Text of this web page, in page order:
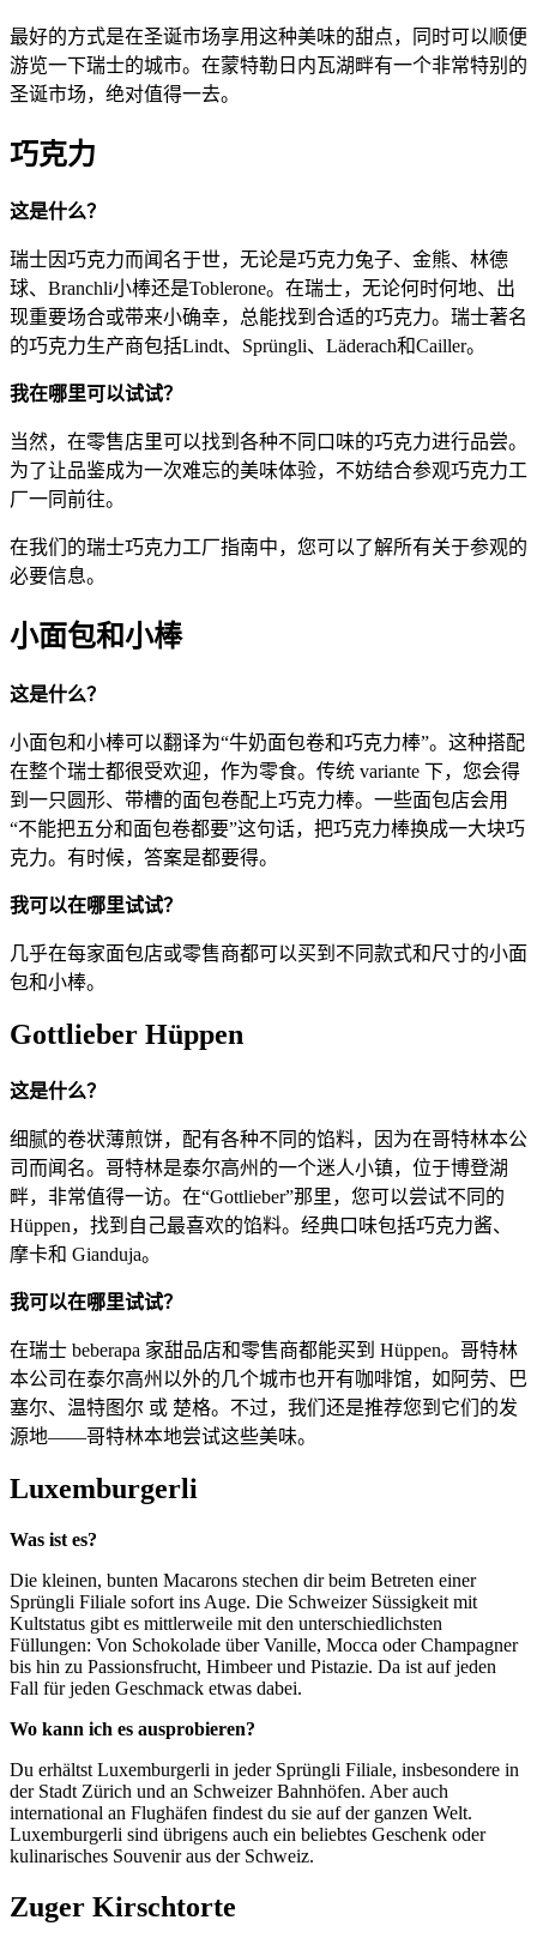
最好的方式是在圣诞市场享用这种美味的甜点，同时可以顺便
游览一下瑞士的城市。在蒙特勒日内瓦湖畔有一个非常特别的
圣诞市场，绝对值得一去。
巧克力
这是什么？
瑞士因巧克力而闻名于世，无论是巧克力兔子、金熊、林德
球、Branchli小棒还是Toblerone。在瑞士，无论何时何地、出
现重要场合或带来小确幸，总能找到合适的巧克力。瑞士著名
的巧克力生产商包括Lindt、Sprüngli、Läderach和Cailler。
我在哪里可以试试？
当然，在零售店里可以找到各种不同口味的巧克力进行品尝。
为了让品鉴成为一次难忘的美味体验，不妨结合参观巧克力工
厂一同前往。
在我们的瑞士巧克力工厂指南中，您可以了解所有关于参观的
必要信息。
小面包和小棒
这是什么？
小面包和小棒可以翻译为“牛奶面包卷和巧克力棒”。这种搭配
在整个瑞士都很受欢迎，作为零食。传统 variante 下，您会得
到一只圆形、带槽的面包卷配上巧克力棒。一些面包店会用
“不能把五分和面包卷都要”这句话，把巧克力棒换成一大块巧
克力。有时候，答案是都要得。
我可以在哪里试试？
几乎在每家面包店或零售商都可以买到不同款式和尺寸的小面
包和小棒。
Gottlieber Hüppen
这是什么？
细腻的卷状薄煎饼，配有各种不同的馅料，因为在哥特林本公
司而闻名。哥特林是泰尔高州的一个迷人小镇，位于博登湖
畔，非常值得一访。在“Gottlieber”那里，您可以尝试不同的
Hüppen，找到自己最喜欢的馅料。经典口味包括巧克力酱、
摩卡和 Gianduja。
我可以在哪里试试？
在瑞士 beberapa 家甜品店和零售商都能买到 Hüppen。哥特林
本公司在泰尔高州以外的几个城市也开有咖啡馆，如阿劳、巴
塞尔、温特图尔 或 楚格。不过，我们还是推荐您到它们的发
源地——哥特林本地尝试这些美味。
Luxemburgerli
Was ist es?
Die kleinen, bunten Macarons stechen dir beim Betreten einer
Sprüngli Filiale sofort ins Auge. Die Schweizer Süssigkeit mit
Kultstatus gibt es mittlerweile mit den unterschiedlichsten
Füllungen: Von Schokolade über Vanille, Mocca oder Champagner
bis hin zu Passionsfrucht, Himbeer und Pistazie. Da ist auf jeden
Fall für jeden Geschmack etwas dabei.
Wo kann ich es ausprobieren?
Du erhältst Luxemburgerli in jeder Sprüngli Filiale, insbesondere in
der Stadt Zürich und an Schweizer Bahnhöfen. Aber auch
international an Flughäfen findest du sie auf der ganzen Welt.
Luxemburgerli sind übrigens auch ein beliebtes Geschenk oder
kulinarisches Souvenir aus der Schweiz.
Zuger Kirschtorte